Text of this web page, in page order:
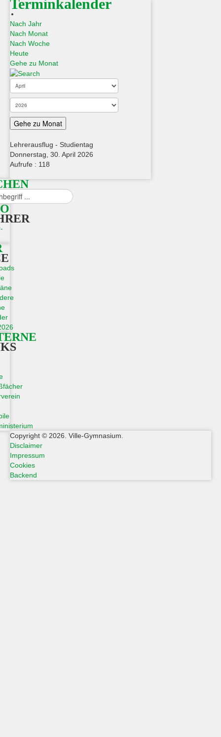
Terminkalender
Nach Jahr
Nach Monat
Nach Woche
Heute
Gehe zu Monat
Gehe zu Monat
Lehrerausflug - Studientag
Donnerstag, 30. April 2026
Aufrufe : 118
Copyright © 2026. Ville-Gymnasium.
Disclaimer
Impressum
Cookies
Backend